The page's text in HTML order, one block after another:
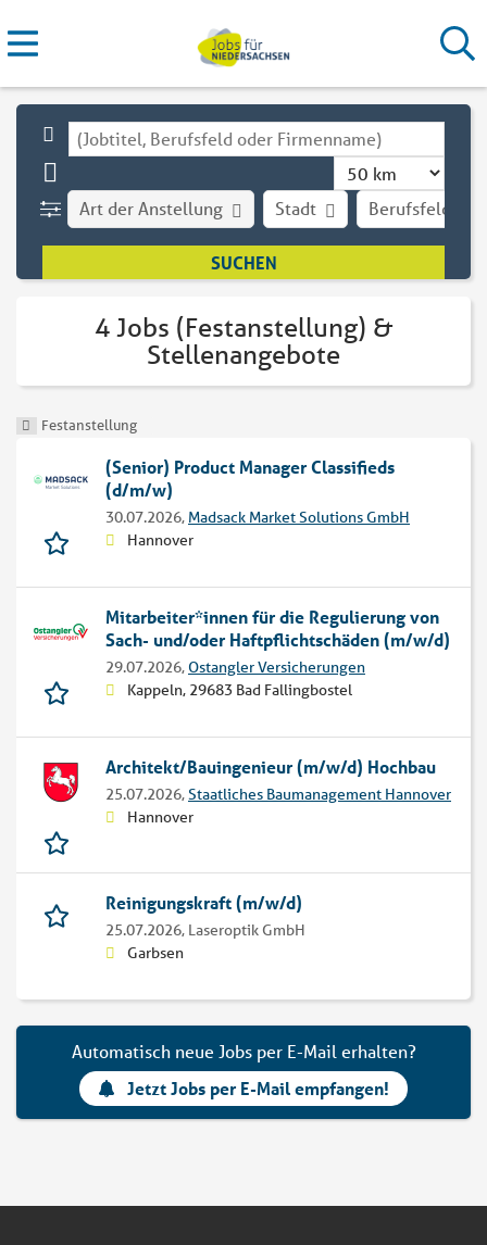
Stadt
Art der Anstellung Berufsfeld
4 Jobs (Festanstellung) &
Stellenangebote
Festanstellung
(Senior) Product Manager Classifieds
(d/m/w)
30.07.2026, Madsack Market Solutions GmbH
Hannover
Mitarbeiter*innen für die Regulierung von
Sach- und/oder Haftpflichtschäden (m/w/d)
29.07.2026, Ostangler Versicherungen
Kappeln, 29683 Bad Fallingbostel
Architekt/Bauingenieur (m/w/d) Hochbau
25.07.2026,Staatliches Baumanagement Hannover
Hannover
Reinigungskraft (m/w/d)
25.07.2026, Laseroptik GmbH
Garbsen
Automatisch neue Jobs per E-Mail erhalten?
Jetzt Jobs per E-Mail empfangen!